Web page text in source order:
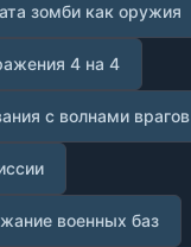
зомби как оружия
4 на 4
с волнами врагов
военных баз